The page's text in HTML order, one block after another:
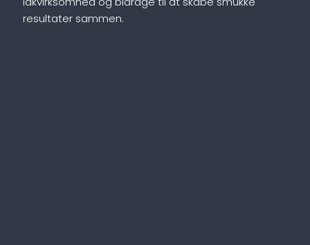
resultater sammen.